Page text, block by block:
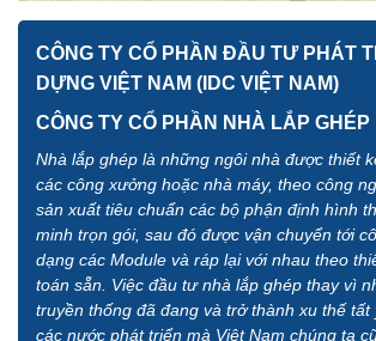
CÔNG TY CỔ PHẦN ĐẦU TƯ PHÁT
DỰNG VIỆT NAM (IDC VIỆT NAM)
CÔNG TY CỔ PHẦN NHÀ LẮP GHÉP
Nhà lắp ghép là những ngôi nhà được thiết
các công xưởng hoặc nhà máy, theo công
sản xuất tiêu chuẩn các bộ phận định hình
minh trọn gói, sau đó được vận chuyển tới
dạng các Module và ráp lại với nhau theo
toán sẵn. Việc đầu tư nhà lắp ghép thay vì
truyền thống đã đang và trở thành xu thế tất
các nước phát triển mà Việt Nam chúng ta